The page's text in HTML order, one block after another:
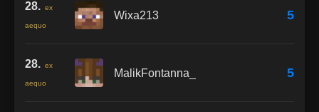
28. ex
aequo
Wixa213 5
28. ex
aequo
MalikFontanna_ 5